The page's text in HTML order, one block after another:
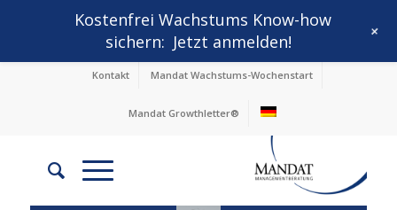
Kontakt Mandat Wachstums-Wochenstart
Mandat Growthletter®
Kostenfrei Wachstums Know-how
sichern: Jetzt anmelden! +